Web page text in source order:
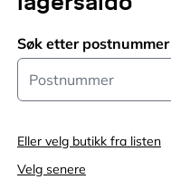
Søk etter postnummer
Postnummer
Eller velg butikk fra listen
Velg senere
HÅNDDUSJ 6 FUNKSJONER